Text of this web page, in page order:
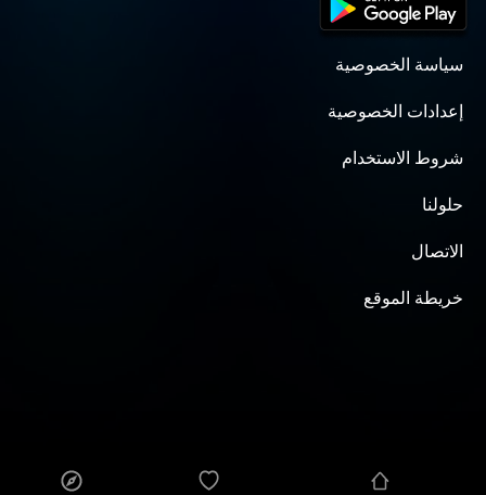
سياسة الخصوصية
إعدادات الخصوصية
شروط الاستخدام
حلولنا
الاتصال
خريطة الموقع